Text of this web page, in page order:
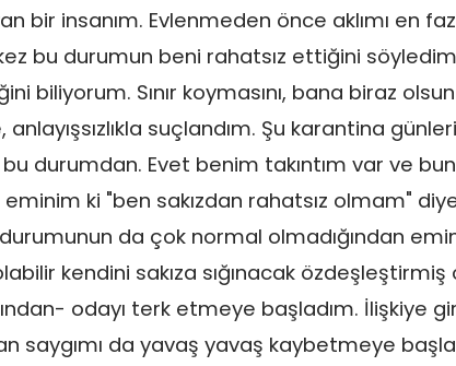
bir insanım. Evlenmeden önce aklımı en
kez bu durumun beni rahatsız ettiğini
biliyorum. Sınır koymasını, bana biraz
suçlandım. Şu karantina
bu durumdan. Evet benim takıntım var ve
ki "ben sakızdan rahatsız olmam"
da çok normal olmadığından
kendini sakıza sığınacak özdeşleştirmiş
odayı terk etmeye başladım. İlişkiye
saygımı da yavaş yavaş kaybetmeye